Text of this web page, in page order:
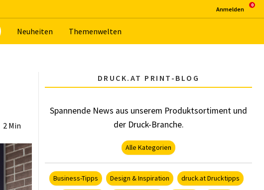
Neu­hei­ten The­men­wel­ten
An­mel­den
2 Min
DRUCK.AT PRINT-BLOG
Spannende News aus unserem Produktsortiment und
der Druck-Branche.
Alle Kategorien
Business-Tipps Design & Inspiration druck.at Drucktipps